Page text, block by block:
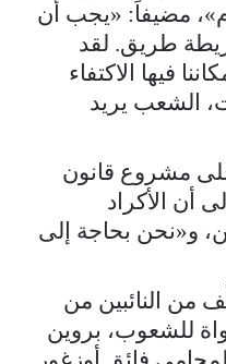
مضيفاً: «يجب أن
طريق. لقد
فيها الاكتفاء
الشعب يريد
مشروع قانون
أن الأكراد
و«نحن بحاجة إلى
من النائبين من
للشعوب، بروين